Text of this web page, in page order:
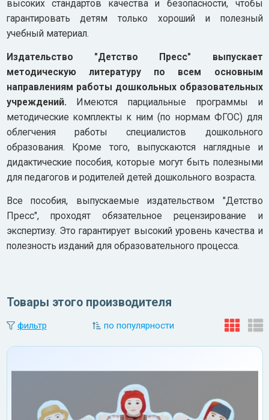
высоких стандартов качества и безопасности, чтобы
гарантировать детям только хороший и полезный
учебный материал.
Издательство "Детство Пресс" выпускает
методическую литературу по всем основным
направлениям работы дошкольных образовательных
учреждений. Имеются парциальные программы и
методические комплекты к ним (по нормам ФГОС) для
облегчения работы специалистов дошкольного
образования. Кроме того, выпускаются наглядные и
дидактические пособия, которые могут быть полезными
для педагогов и родителей детей дошкольного возраста.
Все пособия, выпускаемые издательством "Детство
Пресс", проходят обязательное рецензирование и
экспертизу. Это гарантирует высокий уровень качества и
полезность изданий для образовательного процесса.
Товары этого производителя
фильтр по популярности